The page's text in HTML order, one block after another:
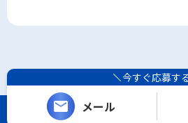
今すぐ応募す
メール
Googleアナリティクスは、トラフ
ためにCookieを使用しています。
タは匿名で収集されており、個人
りません。この機能はCookieを無
拒否することが出来ます。
8. プライバシーポリシーの変更
Copyright (C) レシーザ. All